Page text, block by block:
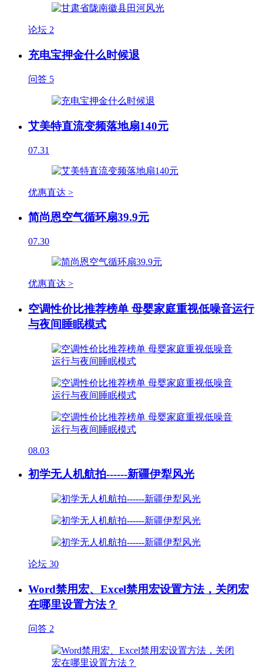
论坛 2
充电宝押金什么时候退
问答 5
艾美特直流变频落地扇140元
07.31
优惠直达 >
简尚恩空气循环扇39.9元
07.30
优惠直达 >
空调性价比推荐榜单 母婴家庭重视低噪音运行
与夜间睡眠模式
08.03
初学无人机航拍------新疆伊犁风光
论坛 30
Word禁用宏、Excel禁用宏设置方法，关闭宏
在哪里设置方法？
问答 2